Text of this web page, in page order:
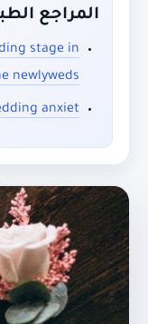
المراجع
stage in
newlyweds
anxiet